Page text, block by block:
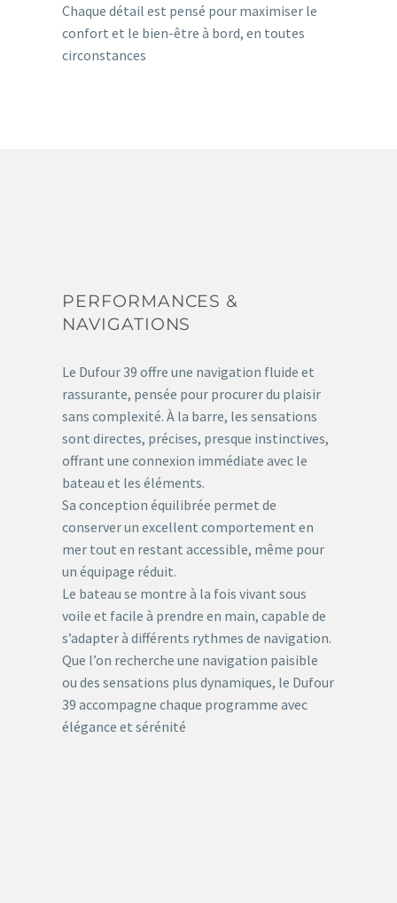
Chaque détail est pensé pour maximiser le
confort et le bien-être à bord, en toutes
circonstances
PERFORMANCES &
NAVIGATIONS
Le Dufour 39 offre une navigation fluide et
rassurante, pensée pour procurer du plaisir
sans complexité. À la barre, les sensations
sont directes, précises, presque instinctives,
offrant une connexion immédiate avec le
bateau et les éléments.
Sa conception équilibrée permet de
conserver un excellent comportement en
mer tout en restant accessible, même pour
un équipage réduit.
Le bateau se montre à la fois vivant sous
voile et facile à prendre en main, capable de
s’adapter à différents rythmes de navigation.
Que l’on recherche une navigation paisible
ou des sensations plus dynamiques, le Dufour
39 accompagne chaque programme avec
élégance et sérénité